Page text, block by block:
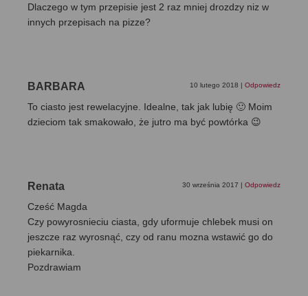
Dlaczego w tym przepisie jest 2 raz mniej drozdzy niz w
innych przepisach na pizze?
BARBARA 10 lutego 2018 | Odpowiedz
To ciasto jest rewelacyjne. Idealne, tak jak lubię 🙂 Moim
dzieciom tak smakowało, że jutro ma być powtórka 😉
Renata 30 września 2017 | Odpowiedz
Cześć Magda
Czy powyrosnieciu ciasta, gdy uformuje chlebek musi on
jeszcze raz wyrosnąć, czy od ranu mozna wstawić go do
piekarnika.
Pozdrawiam